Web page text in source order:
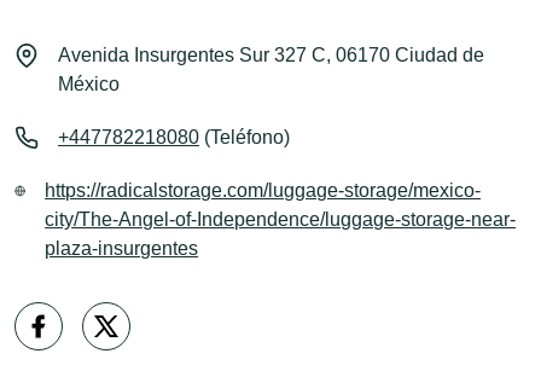
Avenida Insurgentes Sur 327 C, 06170 Ciudad de
México
+447782218080 (Teléfono)
https://radicalstorage.com/luggage-storage/mexico-
city/The-Angel-of-Independence/luggage-storage-near-
plaza-insurgentes